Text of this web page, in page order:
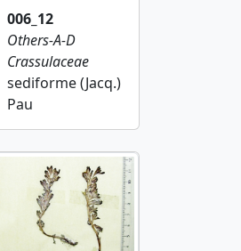
006_12
Others-A-D
Crassulaceae
sediforme (Jacq.)
Pau